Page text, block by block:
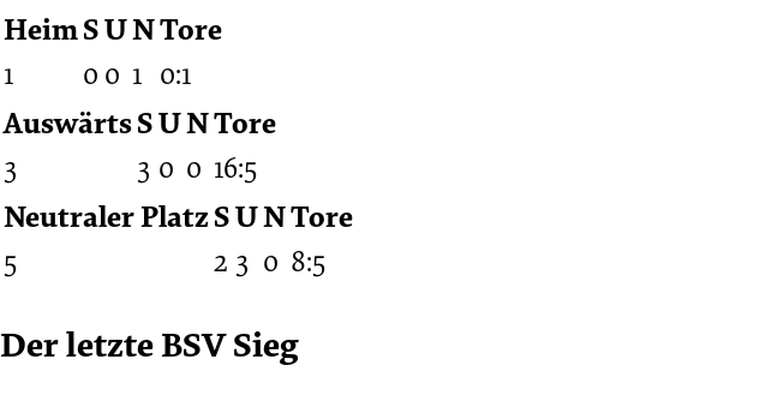
HeimSUNTore
1 0 0 1 0:1
AuswärtsSUNTore
3 3 0 0 16:5
Neutraler PlatzSUNTore
5 2 3 0 8:5
Der letzte BSV Sieg